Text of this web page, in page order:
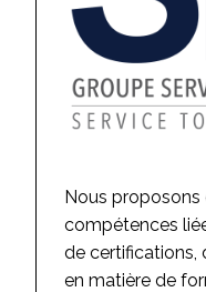
Nous proposons
compétences
de certifications,
en matière de